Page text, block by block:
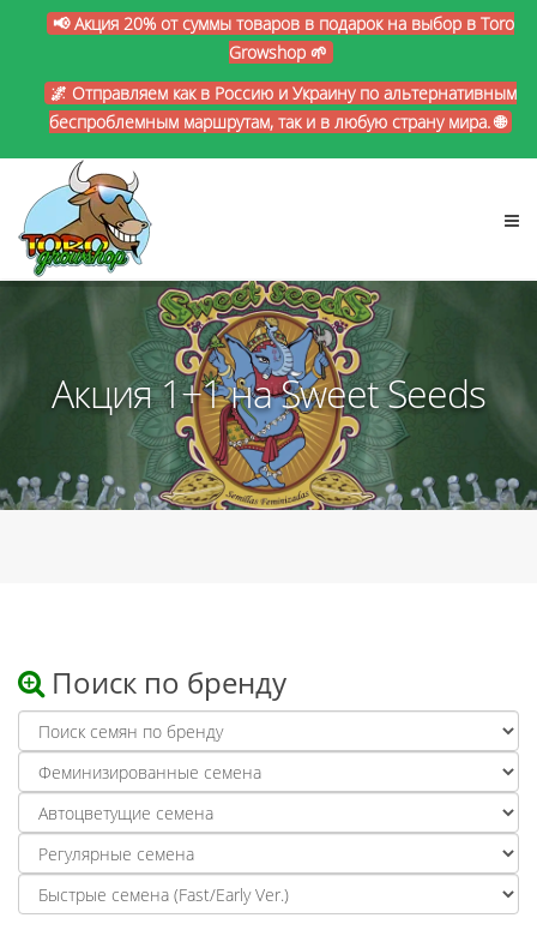
📢 Акция 20% от суммы товаров в подарок на выбор в Toro
Growshop 🌱
🌌 Отправляем как в Россию и Украину по альтернативным
беспроблемным маршрутам, так и в любую страну мира. 🌐
Акция 1+1 на Sweet Seeds
Поиск по бренду